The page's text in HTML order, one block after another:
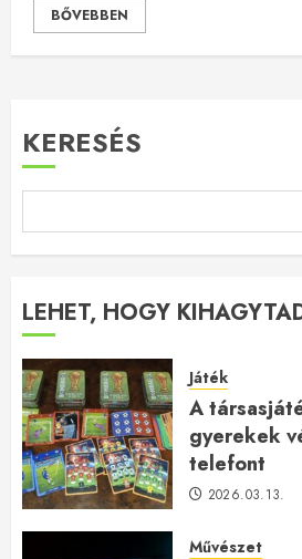
BŐVEBBEN
KERESÉS
LEHET, HOGY
Játék
A
gyerekek
telefont
2026.03.13.
Művészet